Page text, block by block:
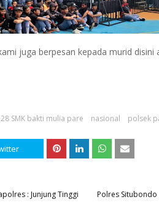
juga berpesan kepada murid
SMK bakti mulia pare nasional polsek
Polres Situbondo
: Junjung Tinggi